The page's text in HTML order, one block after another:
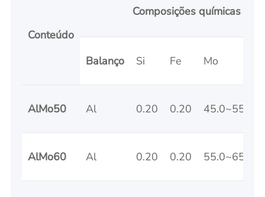
Conteúdo
Composições químicas
Balanço Si Fe Mo
AlMo50 Al 0.20 0.20 45.0~55.0
AlMo60 Al 0.20 0.20 55.0~65.0